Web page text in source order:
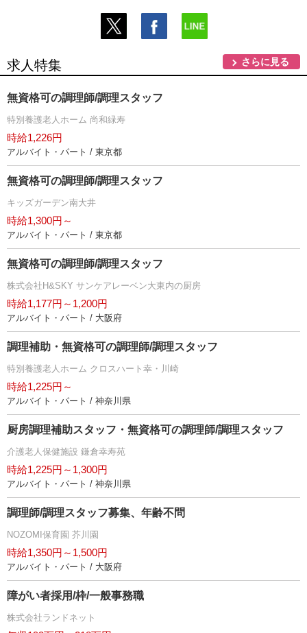
求人特集 さらに見る
無資格可の調理師/調理スタッフ
特別養護老人ホーム 尚和緑寿
時給1,226円
アルバイト・パート / 東京都
無資格可の調理師/調理スタッフ
キッズガーデン南大井
時給1,300円～
アルバイト・パート / 東京都
無資格可の調理師/調理スタッフ
株式会社H&SKY サンケアレーベン大東内の厨房
時給1,177円～1,200円
アルバイト・パート / 大阪府
調理補助・無資格可の調理師/調理スタッフ
特別養護老人ホーム クロスハート幸・川崎
時給1,225円～
アルバイト・パート / 神奈川県
厨房調理補助スタッフ・無資格可の調理師/調理スタッフ
介護老人保健施設 鎌倉幸寿苑
時給1,225円～1,300円
アルバイト・パート / 神奈川県
調理師/調理スタッフ募集、年齢不問
NOZOMI保育園 芥川園
時給1,350円～1,500円
アルバイト・パート / 大阪府
障がい者採用/枠/一般事務職
株式会社ランドネット